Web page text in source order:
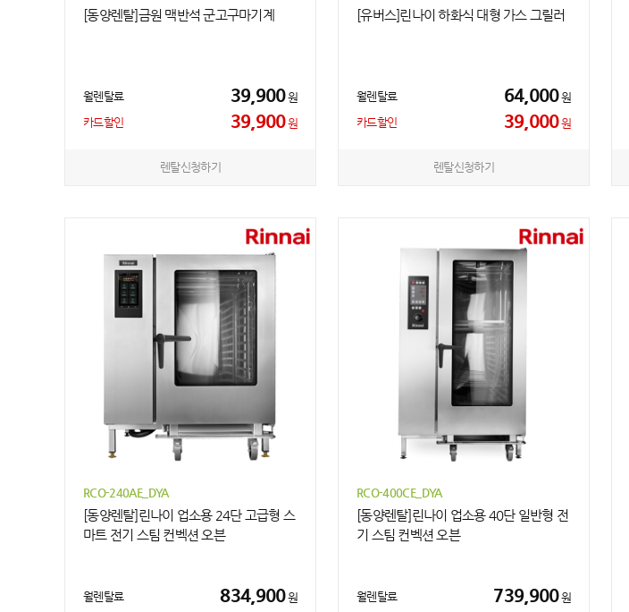
[동양렌탈]금원 맥반석 군고구마기계
월렌탈료 39,900원
카드할인
39,900원
렌탈신청하기
[유버스]린나이 하화식 대형 가스 그릴러
월렌탈료 64,000원
카드할인
39,000원
렌탈신청하기
RCO-240AE_DYA
[동양렌탈]린나이 업소용 24단 고급형 스
마트 전기 스팀 컨벡션 오븐
월렌탈료 834,900원
RCO-400CE_DYA
[동양렌탈]린나이 업소용 40단 일반형 전
기 스팀 컨벡션 오븐
월렌탈료 739,900원